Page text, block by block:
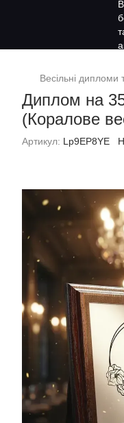
Весільні дипломи
Диплом на 35
(Коралове
Артикул: Lp9EP8YE